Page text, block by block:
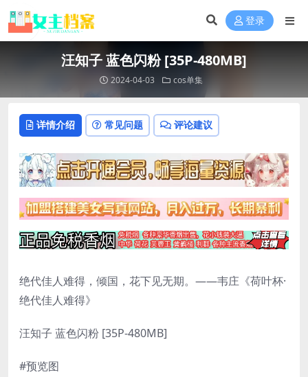
登录
汪知子 蓝色闪粉 [35P-480MB]
2024-04-03 cos单集
详情介绍 常见问题 评论建议
绝代佳人难得，倾国，花下见无期。——韦庄《荷叶杯·
绝代佳人难得》
汪知子 蓝色闪粉 [35P-480MB]
#预览图